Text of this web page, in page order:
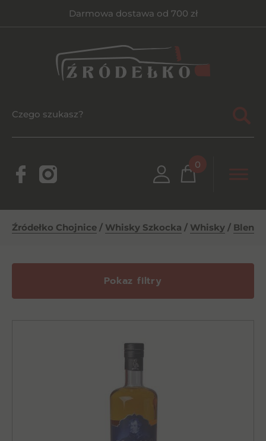
Darmowa dostawa od 700 zł
0
Źródełko Chojnice / Whisky Szkocka / Whisky /
Pokaz filtry